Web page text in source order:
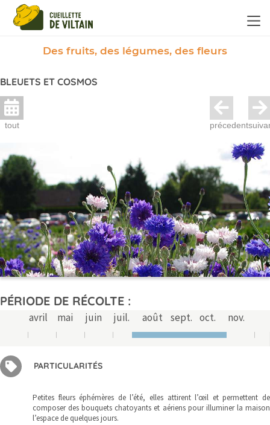
Des fruits, des légumes, des fleurs
BLEUETS ET COSMOS
tout précedent
PÉRIODE DE RÉCOLTE :
avril mai juin juil. août sept. oct. nov.
PARTICULARITÉS
Petites fleurs éphémères de l’été, elles attirent l’œil et permettent de
composer des bouquets chatoyants et aériens pour illuminer la maison
l’espace de quelques jours.
Panneau de gestion des cookies